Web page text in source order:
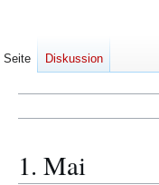
1. Mai
Seite Diskussion